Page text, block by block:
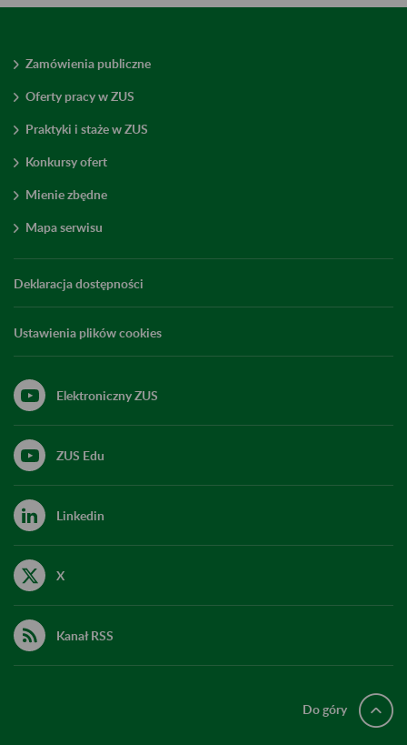
Zamówienia publiczne
Oferty pracy w ZUS
Praktyki i staże w ZUS
Konkursy ofert
Mienie zbędne
Mapa serwisu
Deklaracja dostępności
Ustawienia plików cookies
Elektroniczny ZUS
ZUS Edu
Linkedin
X
Kanał RSS
Do góry